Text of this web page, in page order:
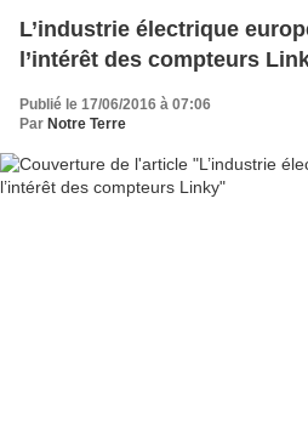
L’industrie électrique
l’intérêt des compteurs
Publié le 17/06/2016 à 07:06
Par Notre Terre